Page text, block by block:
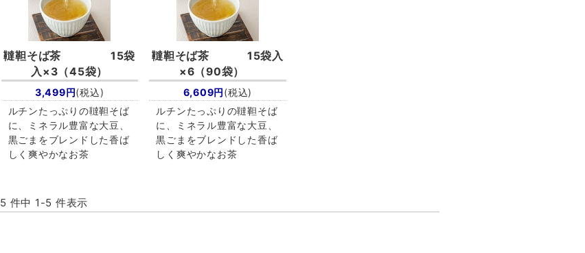
韃靼そば茶 15袋
入×3（45袋）
3,499円(税込)
ルチンたっぷりの韃靼そば
に、ミネラル豊富な大豆、
黒ごまをブレンドした香ば
しく爽やかなお茶
韃靼そば茶 15袋入
×6（90袋）
6,609円(税込)
ルチンたっぷりの韃靼そば
に、ミネラル豊富な大豆、
黒ごまをブレンドした香ば
しく爽やかなお茶
5 件中 1-5 件表示